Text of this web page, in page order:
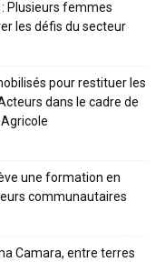
Plusieurs femmes
les défis du secteur
pour restituer les
dans le cadre de
une formation en
communautaires
Camara, entre terres